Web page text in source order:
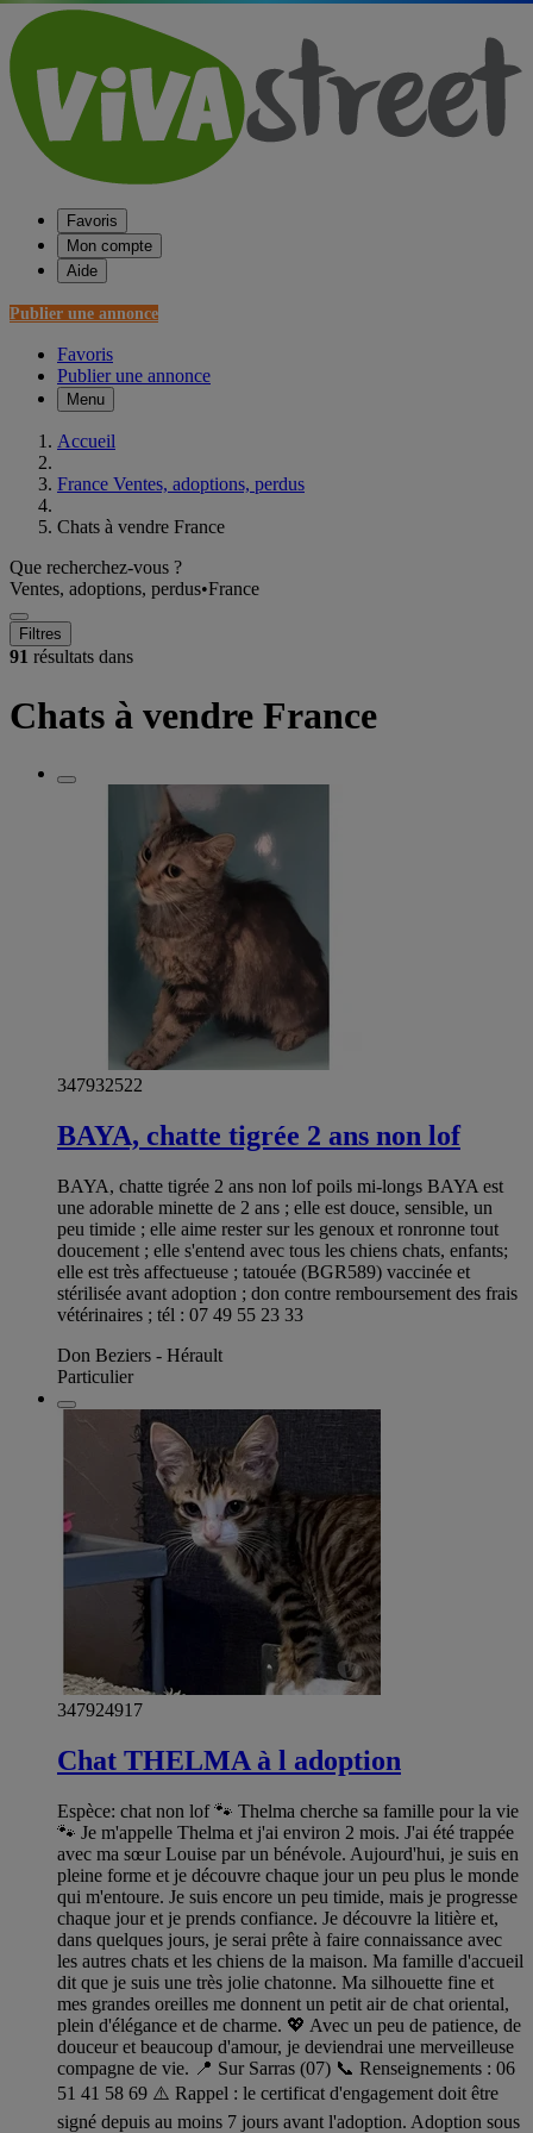
Favoris
Mon compte
Aide
Publier une annonce
Favoris
Publier une annonce
Menu
Accueil
France Ventes, adoptions, perdus
Chats à vendre France
Que recherchez-vous ?
Ventes, adoptions, perdus•France
Filtres
91 résultats dans
Chats à vendre France
347932522
BAYA, chatte tigrée 2 ans non lof
BAYA, chatte tigrée 2 ans non lof poils mi-longs BAYA est
une adorable minette de 2 ans ; elle est douce, sensible, un
peu timide ; elle aime rester sur les genoux et ronronne tout
doucement ; elle s'entend avec tous les chiens chats, enfants;
elle est très affectueuse ; tatouée (BGR589) vaccinée et
stérilisée avant adoption ; don contre remboursement des frais
vétérinaires ; tél : 07 49 55 23 33
Don Beziers - Hérault
Particulier
347924917
Chat THELMA à l adoption
Espèce: chat non lof 🐾 Thelma cherche sa famille pour la vie
🐾 Je m'appelle Thelma et j'ai environ 2 mois. J'ai été trappée
avec ma sœur Louise par un bénévole. Aujourd'hui, je suis en
pleine forme et je découvre chaque jour un peu plus le monde
qui m'entoure. Je suis encore un peu timide, mais je progresse
chaque jour et je prends confiance. Je découvre la litière et,
dans quelques jours, je serai prête à faire connaissance avec
les autres chats et les chiens de la maison. Ma famille d'accueil
dit que je suis une très jolie chatonne. Ma silhouette fine et
mes grandes oreilles me donnent un petit air de chat oriental,
plein d'élégance et de charme. 💖 Avec un peu de patience, de
douceur et beaucoup d'amour, je deviendrai une merveilleuse
compagne de vie. 📍 Sur Sarras (07) 📞 Renseignements : 06
51 41 58 69 ⚠️ Rappel : le certificat d'engagement doit être
signé depuis au moins 7 jours avant l'adoption. Adoption sous